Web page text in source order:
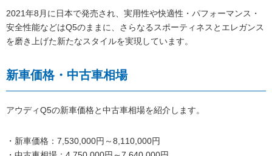
2021年8月に日本で発売され、実用性や快適性・パフォーマンス・
安全性能などはQ5のままに、さらなるスポーティネスとエレガンス
を磨き上げた新たなスタイルを実現しています。
新車価格・中古車相場
アウディQ5の新車価格と中古車相場を紹介します。
・新車価格：7,530,000円～8,110,000円